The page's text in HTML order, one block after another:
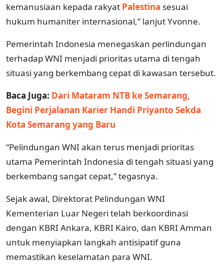
kemanusiaan kepada rakyat Palestina sesuai
hukum humaniter internasional,” lanjut Yvonne.
Pemerintah Indonesia menegaskan perlindungan
terhadap WNI menjadi prioritas utama di tengah
situasi yang berkembang cepat di kawasan tersebut.
Baca Juga: Dari Mataram NTB ke Semarang,
Begini Perjalanan Karier Handi Priyanto Sekda
Kota Semarang yang Baru
“Pelindungan WNI akan terus menjadi prioritas
utama Pemerintah Indonesia di tengah situasi yang
berkembang sangat cepat,” tegasnya.
Sejak awal, Direktorat Pelindungan WNI
Kementerian Luar Negeri telah berkoordinasi
dengan KBRI Ankara, KBRI Kairo, dan KBRI Amman
untuk menyiapkan langkah antisipatif guna
memastikan keselamatan para WNI.